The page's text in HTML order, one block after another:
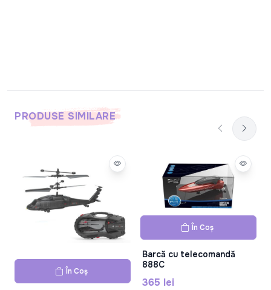
PRODUSE SIMILARE
În Coș
În Coș
Barcă cu telecomandă
888C
365 lei